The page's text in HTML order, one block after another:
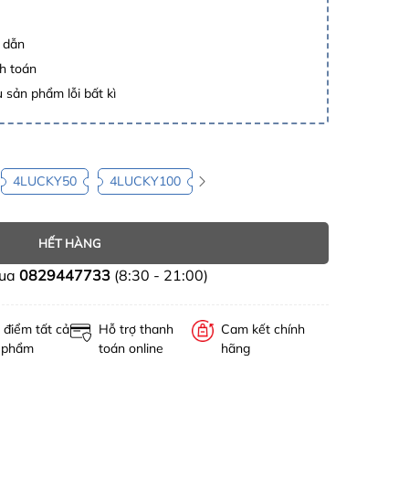
toán
phẩm lỗi bất kì
4LUCKY50 4LUCKY100
HẾT HÀNG
0829447733(8:30 - 21:00)
điểm tất cả
Hỗ trợ thanh
toán online
Cam kết chính
hãng